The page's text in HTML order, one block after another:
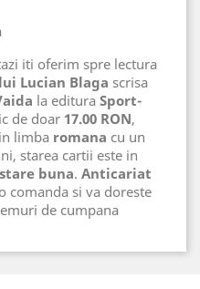
iti oferim spre lectura
Lucian Blaga scrisa
la editura Sport-
de doar 17.00 RON,
in limba romana cu un
starea cartii este in
buna. Anticariat
comanda si va doreste
de cumpana